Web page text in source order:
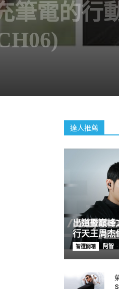
筆電的行
達人推薦
出道暨巔峰
行天王周杰
智選開箱 阿智 -